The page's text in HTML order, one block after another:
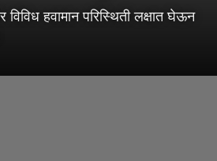
हवामान परिस्थिती लक्षात घेऊन